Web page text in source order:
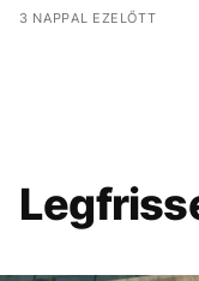
3 NAPPAL EZELŐTT